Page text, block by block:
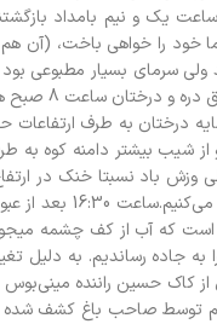
ساعت یک و نیم بامداد
خود را خواهی باخت، (آن
خزید ولی سرمای بسیار مطبوعی
خوابی لذت بخش جائی که صدای جریان آب و سکوت تاریک شب
و سایه درختان به طرف
شیب بیشتر دامنه کوه به
ولی وزش باد نسبتا خنک در
می‌داد. ساعت 15 به یال انتهای مسیر میرسیم و یکساعت و نیم تا دره “میدان
است که آب از کف چشمه
بسیار تند باغ خود را به جاده رساندیم. به
کاک حسین راننده مینی‌بوس
توسط صاحب باغ کشف شده